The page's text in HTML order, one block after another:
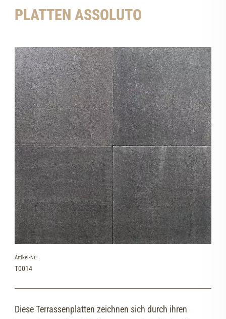
PLATTEN ASSOLUTO
Artikel-Nr.:
T0014
Diese Terrassenplatten zeichnen sich durch ihren